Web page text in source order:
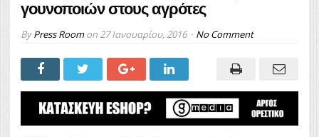
γουνοποιών στους αγρότες
ByPress Roomon 27 Ιανουαρίου, 2016 No Comment